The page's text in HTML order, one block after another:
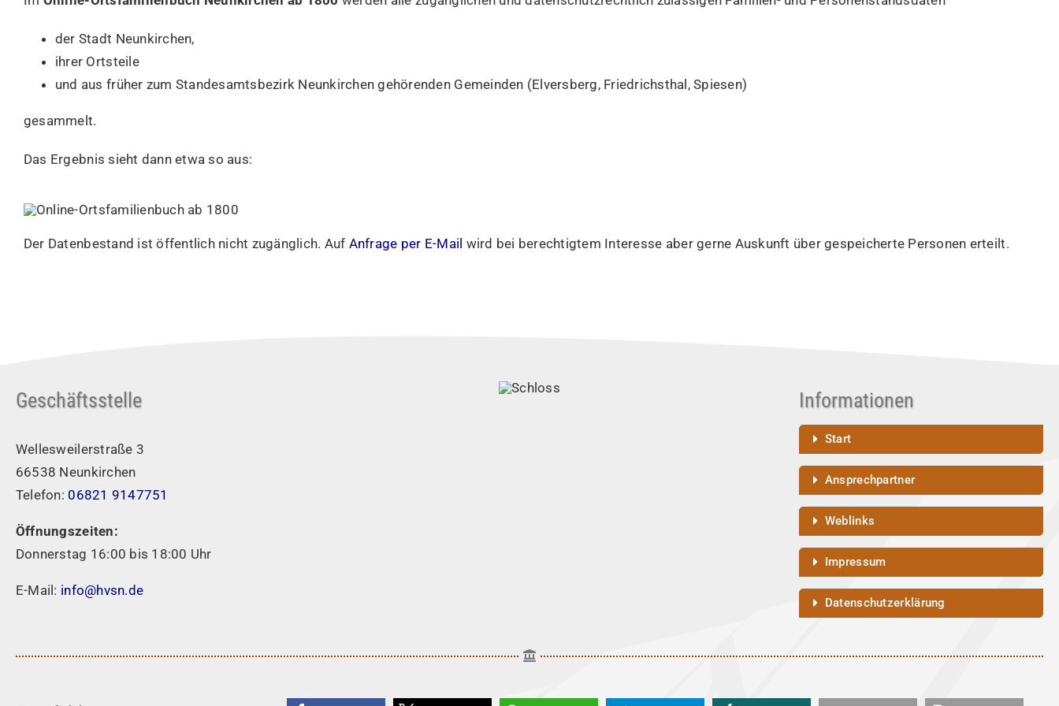
der Stadt Neunkirchen,
ihrer Ortsteile
und aus früher zum Standesamtsbezirk Neunkirchen gehörenden Gemeinden (Elversberg, Friedrichsthal, Spiesen)
gesammelt.
Das Ergebnis sieht dann etwa so aus:
Der Datenbestand ist öffentlich nicht zugänglich. Auf Anfrage per E-Mail wird bei berechtigtem Interesse aber gerne Auskunft über gespeicherte Personen erteilt.
Geschäftsstelle
Wellesweilerstraße 3
66538 Neunkirchen
Telefon: 06821 9147751
Öffnungszeiten:
Donnerstag 16:00 bis 18:00 Uhr
E-Mail: info@hvsn.de
Informationen
Start
Ansprechpartner
Weblinks
Impressum
Datenschutzerklärung